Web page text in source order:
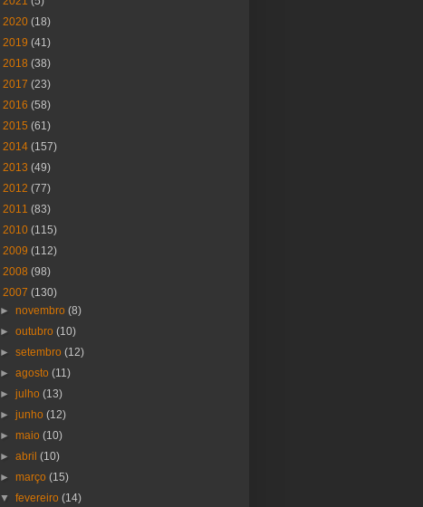
2020 (18)
2019 (41)
2018 (38)
2017 (23)
2016 (58)
2015 (61)
2014 (157)
2013 (49)
2012 (77)
2011 (83)
2010 (115)
2009 (112)
2008 (98)
2007 (130)
►novembro(8)
►outubro(10)
►setembro(12)
►agosto(11)
►julho(13)
►junho(12)
►maio(10)
►abril(10)
►março(15)
▼fevereiro(14)